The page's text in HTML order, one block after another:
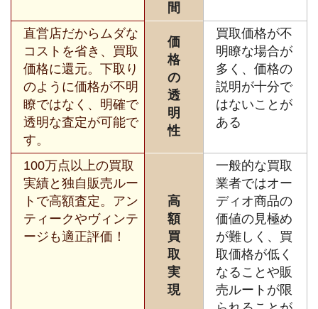
間
直営店だからムダな
コストを省き、買取
価格に還元。下取り
のように価格が不明
瞭ではなく、明確で
透明な査定が可能で
す。
価
格
の
透
明
性
買取価格が不
明瞭な場合が
多く、価格の
説明が十分で
はないことが
ある
100万点以上の買取
実績と独自販売ルー
トで高額査定。アン
ティークやヴィンテ
ージも適正評価！
高
額
買
取
実
現
一般的な買取
業者ではオー
ディオ商品の
価値の見極め
が難しく、買
取価格が低く
なることや販
売ルートが限